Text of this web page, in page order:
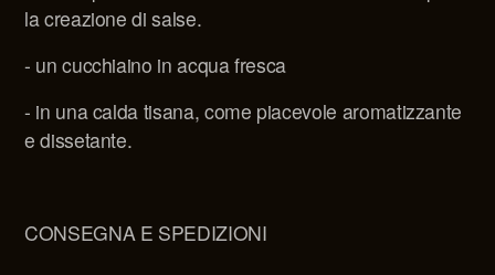
la creazione di salse.
- un cucchiaino in acqua fresca
- in una calda tisana, come piacevole aromatizzante
e dissetante.
CONSEGNA E SPEDIZIONI